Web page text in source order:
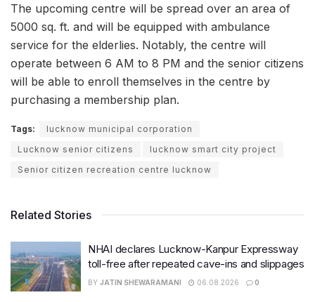
The upcoming centre will be spread over an area of
5000 sq. ft. and will be equipped with ambulance
service for the elderlies. Notably, the centre will
operate between 6 AM to 8 PM and the senior citizens
will be able to enroll themselves in the centre by
purchasing a membership plan.
Tags:
lucknow municipal corporation
Lucknow senior citizens
lucknow smart city project
Senior citizen recreation centre lucknow
Related Stories
NHAI declares Lucknow-Kanpur Expressway
toll-free after repeated cave-ins and slippages
BY JATIN SHEWARAMANI 06.08.2026 0